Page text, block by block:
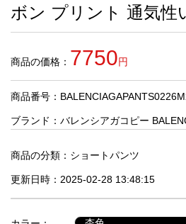
め
商
人
気
商
セ
ボン プリント 通気性
商品の価格： 7750円
商品番号：
ブランド： バレンシアガコピー
商品の分類： ショートパンツ
更新日時：2025-02-28 13:48:15